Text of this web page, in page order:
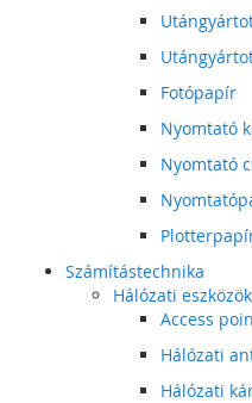
Fotópapír
Nyomtató
Nyomtató
Számítástechnika
Hálózati eszközök
Access
Hálózati
Hálózati